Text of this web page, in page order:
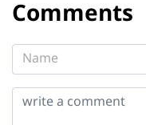
Comments